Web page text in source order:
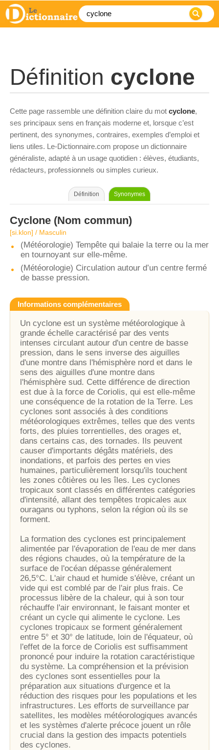
Définition cyclone
Cette page rassemble une définition claire du mot cyclone,
ses principaux sens en français moderne et, lorsque c’est
pertinent, des synonymes, contraires, exemples d’emploi et
liens utiles. Le-Dictionnaire.com propose un dictionnaire
généraliste, adapté à un usage quotidien : élèves, étudiants,
rédacteurs, professionnels ou simples curieux.
Définition Synonymes
Cyclone (Nom commun)
[si.klon] / Masculin
(Météorologie) Tempête qui balaie la terre ou la mer
en tournoyant sur elle-même.
(Météorologie) Circulation autour d’un centre fermé
de basse pression.
Informations complémentaires
Un cyclone est un système météorologique à
grande échelle caractérisé par des vents
intenses circulant autour d'un centre de basse
pression, dans le sens inverse des aiguilles
d'une montre dans l'hémisphère nord et dans le
sens des aiguilles d'une montre dans
l'hémisphère sud. Cette différence de direction
est due à la force de Coriolis, qui est elle-même
une conséquence de la rotation de la Terre. Les
cyclones sont associés à des conditions
météorologiques extrêmes, telles que des vents
forts, des pluies torrentielles, des orages et,
dans certains cas, des tornades. Ils peuvent
causer d'importants dégâts matériels, des
inondations, et parfois des pertes en vies
humaines, particulièrement lorsqu'ils touchent
les zones côtières ou les îles. Les cyclones
tropicaux sont classés en différentes catégories
d'intensité, allant des tempêtes tropicales aux
ouragans ou typhons, selon la région où ils se
forment.
La formation des cyclones est principalement
alimentée par l'évaporation de l'eau de mer dans
des régions chaudes, où la température de la
surface de l'océan dépasse généralement
26,5°C. L'air chaud et humide s'élève, créant un
vide qui est comblé par de l'air plus frais. Ce
processus libère de la chaleur, qui à son tour
réchauffe l'air environnant, le faisant monter et
créant un cycle qui alimente le cyclone. Les
cyclones tropicaux se forment généralement
entre 5° et 30° de latitude, loin de l'équateur, où
l'effet de la force de Coriolis est suffisamment
prononcé pour induire la rotation caractéristique
du système. La compréhension et la prévision
des cyclones sont essentielles pour la
préparation aux situations d'urgence et la
réduction des risques pour les populations et les
infrastructures. Les efforts de surveillance par
satellites, les modèles météorologiques avancés
et les systèmes d'alerte précoce jouent un rôle
crucial dans la gestion des impacts potentiels
des cyclones.